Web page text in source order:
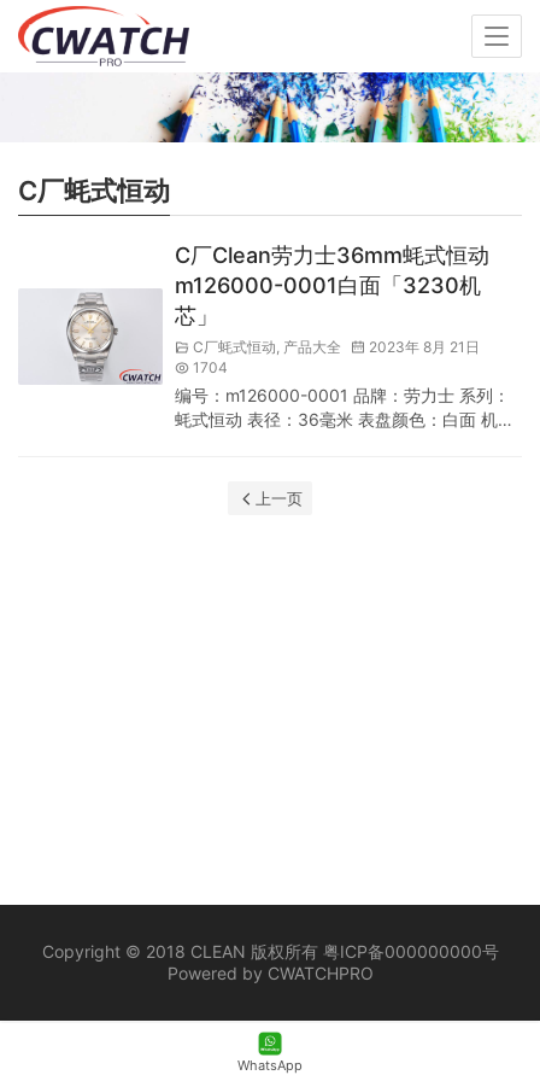
C厂蚝式恒动
C厂Clean劳力士36mm蚝式恒动
m126000-0001白面「3230机
芯」
C厂蚝式恒动, 产品大全
2023年 8月 21日
1704
编号：m126000-0001 品牌：劳力士 系列：
蚝式恒动 表径：36毫米 表盘颜色：白面 机芯
丝 避震：高性能Paraflex缓震装置 表壳材质：
上一页
Copyright © 2018 CLEAN 版权所有 粤ICP备000000000号
Powered by CWATCHPRO
WhatsApp